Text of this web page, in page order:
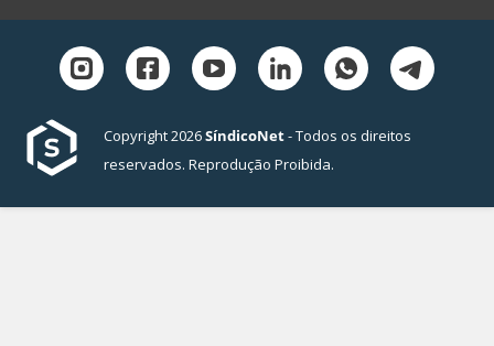
Copyright 2026SíndicoNet- Todos os direitos
reservados. Reprodução Proibida.